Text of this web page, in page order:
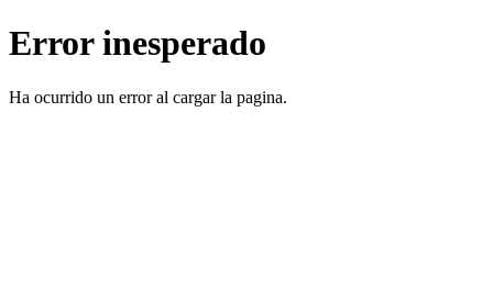
Error inesperado
Ha ocurrido un error al cargar la pagina.